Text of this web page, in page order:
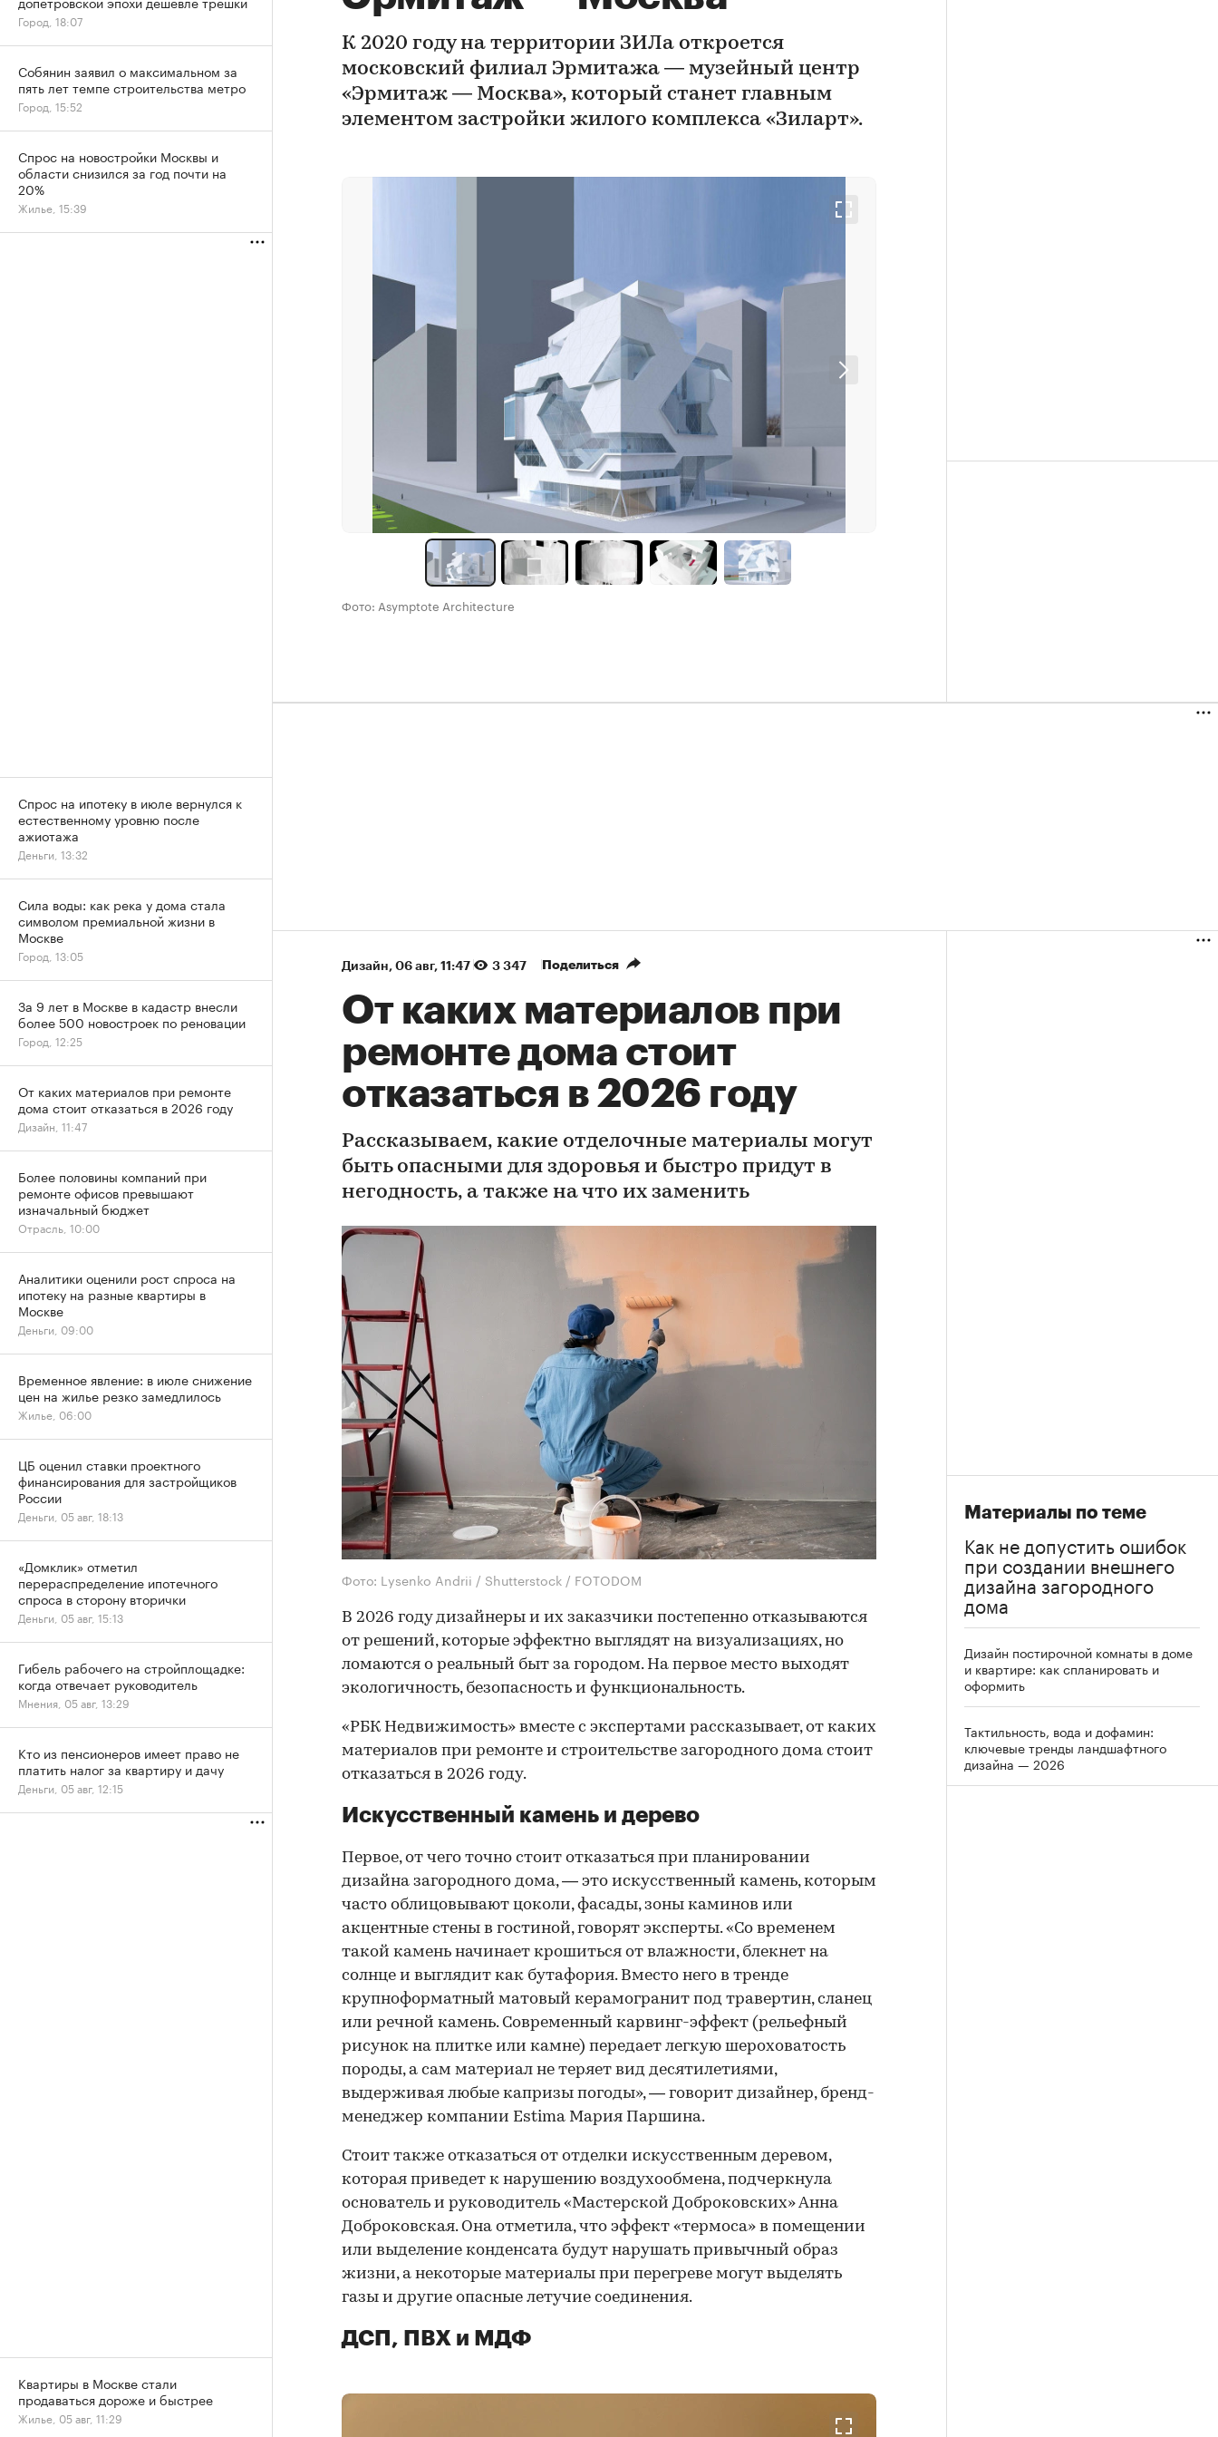
К 2020 году на территории ЗИЛа откроется
московский филиал Эрмитажа — музейный центр
«Эрмитаж — Москва», который станет главным
элементом застройки жилого комплекса «Зиларт».
Фото: Asymptote Architecture
Дизайн⁠, 06 авг, 11:47 3 347 Поделиться
От каких материалов при
ремонте дома стоит
отказаться в 2026 году
Рассказываем, какие отделочные материалы могут
быть опасными для здоровья и быстро придут в
негодность, а также на что их заменить
Фото: Lysenko Andrii / Shutterstock / FOTODOM
В 2026 году дизайнеры и их заказчики постепенно отказываются
от решений, которые эффектно выглядят на визуализациях, но
ломаются о реальный быт за городом. На первое место выходят
экологичность, безопасность и функциональность.
«РБК Недвижимость» вместе с экспертами рассказывает, от каких
материалов при ремонте и строительстве загородного дома стоит
отказаться в 2026 году.
Искусственный камень и дерево
00:00 / 00:00
Первое, от чего точно стоит отказаться при планировании
дизайна загородного дома, — это искусственный камень, которым
часто облицовывают цоколи, фасады, зоны каминов или
акцентные стены в гостиной, говорят эксперты. «Со временем
такой камень начинает крошиться от влажности, блекнет на
солнце и выглядит как бутафория. Вместо него в тренде
крупноформатный матовый керамогранит под травертин, сланец
или речной камень. Современный карвинг-эффект (рельефный
рисунок на плитке или камне) передает легкую шероховатость
породы, а сам материал не теряет вид десятилетиями,
выдерживая любые капризы погоды», — говорит дизайнер, бренд-
менеджер компании Estima Мария Паршина.
Стоит также отказаться от отделки искусственным деревом,
которая приведет к нарушению воздухообмена, подчеркнула
основатель и руководитель «Мастерской Доброковских» Анна
Доброковская. Она отметила, что эффект «термоса» в помещении
или выделение конденсата будут нарушать привычный образ
жизни, а некоторые материалы при перегреве могут выделять
газы и другие опасные летучие соединения.
ДСП, ПВХ и МДФ
Материалы по теме
Как не допустить ошибок
при создании внешнего
дизайна загородного
дома
Дизайн постирочной комнаты в доме
и квартире: как спланировать и
оформить
Тактильность, вода и дофамин:
ключевые тренды ландшафтного
дизайна — 2026
Город, 18:07
Собянин заявил о максимальном за
пять лет темпе строительства метро
Город, 15:52
Спрос на новостройки Москвы и
области снизился за год почти на
20%
Жилье, 15:39
Спрос на ипотеку в июле вернулся к
естественному уровню после
ажиотажа
Деньги, 13:32
Сила воды: как река у дома стала
символом премиальной жизни в
Москве
Город, 13:05
За 9 лет в Москве в кадастр внесли
более 500 новостроек по реновации
Город, 12:25
От каких материалов при ремонте
дома стоит отказаться в 2026 году
Дизайн, 11:47
Более половины компаний при
ремонте офисов превышают
изначальный бюджет
Отрасль, 10:00
Аналитики оценили рост спроса на
ипотеку на разные квартиры в
Москве
Деньги, 09:00
Временное явление: в июле снижение
цен на жилье резко замедлилось
Жилье, 06:00
ЦБ оценил ставки проектного
финансирования для застройщиков
России
Деньги, 05 авг, 18:13
«Домклик» отметил
перераспределение ипотечного
спроса в сторону вторички
Деньги, 05 авг, 15:13
Гибель рабочего на стройплощадке:
когда отвечает руководитель
Мнения, 05 авг, 13:29
Кто из пенсионеров имеет право не
платить налог за квартиру и дачу
Деньги, 05 авг, 12:15
Квартиры в Москве стали
продаваться дороже и быстрее
Жилье, 05 авг, 11:29